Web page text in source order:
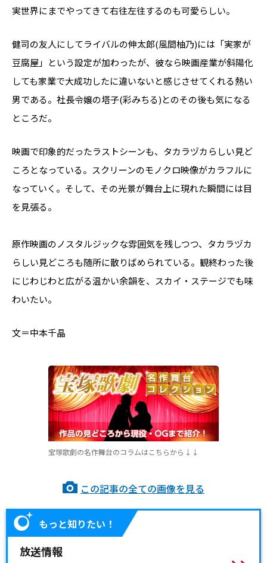
実世界にまでやってきて右往左往するのも可愛らしい。
健司の友人にしてライバルの伸太郎(風間柚乃)には「実家が
豆腐屋」という設定が加わったが、彼なら映画産業が斜陽化
しても家業で大成功したに違いないと感じさせてくれる熱い
男である。社長令嬢の塔子(彩みちる)とのその後も気になる
ところだ。
映画で印象的だったラストシーンも、タカラヅカらしい見ど
ころとなっている。スクリーンのモノクロ映像がカラフルに
なっていく。そして、その光景が舞台上に現れた瞬間には目
を見張る。
原作映画のノスタルジックな雰囲気を残しつつ、タカラヅカ
らしい見どころも随所に散りばめられている。観終わった後
にじわじわと広がる温かい余韻を、スカイ・ステージでも味
わいたい。
文＝中本千晶
宝塚歌劇の名作舞台のコラムはこちらから↓↓
この記事の全ての画像を見る
もっと知りたい！
放送情報